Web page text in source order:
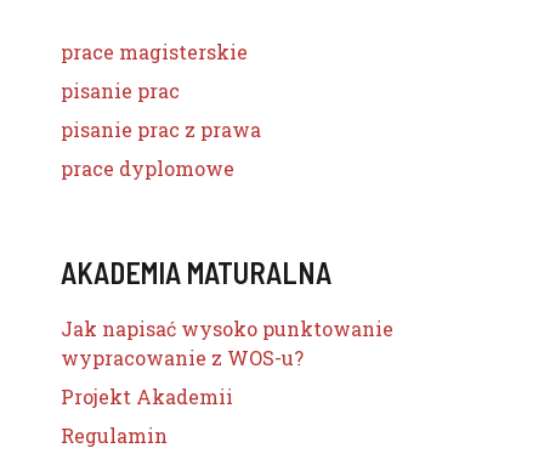
prace magisterskie
pisanie prac
pisanie prac z prawa
prace dyplomowe
AKADEMIA MATURALNA
Jak napisać wysoko punktowanie
wypracowanie z WOS-u?
Projekt Akademii
Regulamin